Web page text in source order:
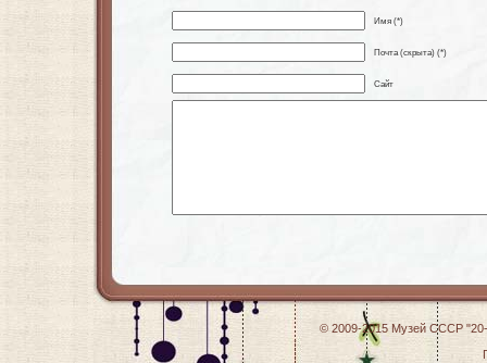
Имя (*)
Почта (скрыта) (*)
Сайт
© 2009-2015 Музей СССР